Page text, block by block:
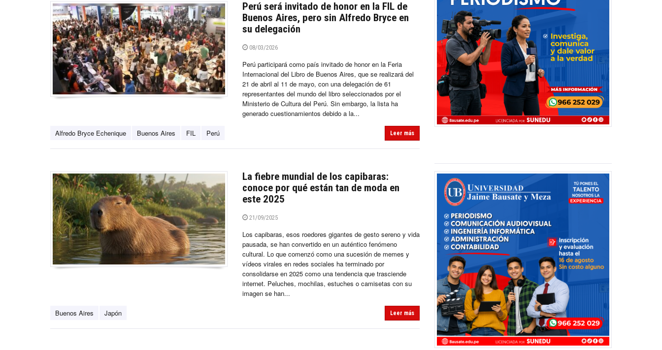
Perú será invitado de honor en la FIL de
Buenos Aires, pero sin Alfredo Bryce en
su delegación
08/03/2026
Perú participará como país invitado de honor en la Feria
Internacional del Libro de Buenos Aires, que se realizará del
21 de abril al 11 de mayo, con una delegación de 61
representantes del mundo del libro seleccionados por el
Ministerio de Cultura del Perú. Sin embargo, la lista ha
generado cuestionamientos debido a la...
Alfredo Bryce Echenique Buenos Aires FIL Perú Leer más
La fiebre mundial de los capibaras:
conoce por qué están tan de moda en
este 2025
21/09/2025
Los capibaras, esos roedores gigantes de gesto sereno y vida
pausada, se han convertido en un auténtico fenómeno
cultural. Lo que comenzó como una sucesión de memes y
vídeos virales en redes sociales ha terminado por
consolidarse en 2025 como una tendencia que trasciende
internet. Peluches, mochilas, estuches o camisetas con su
imagen se han...
Buenos Aires Japón Leer más